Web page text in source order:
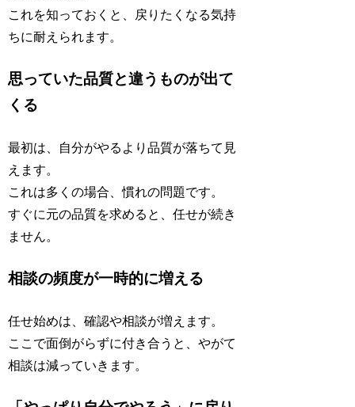
これを知っておくと、戻りたくなる気持
ちに耐えられます。
思っていた品質と違うものが出て
くる
最初は、自分がやるより品質が落ちて見
えます。
これは多くの場合、慣れの問題です。
すぐに元の品質を求めると、任せが続き
ません。
相談の頻度が一時的に増える
任せ始めは、確認や相談が増えます。
ここで面倒がらずに付き合うと、やがて
相談は減っていきます。